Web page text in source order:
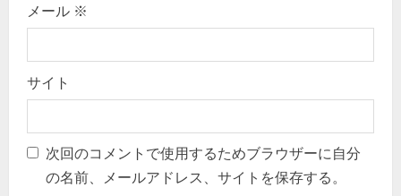
メール ※
サイト
次回のコメントで使用するためブラウザーに自分
の名前、メールアドレス、サイトを保存する。